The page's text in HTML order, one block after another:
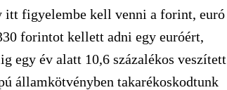
itt figyelembe kell venni a forint, euró
forintot kellett adni egy euróért,
egy év alatt 10,6 százalékos veszített
államkötvényben takarékoskodtunk